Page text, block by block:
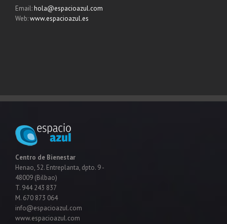
Email:hola@espacioazul.com
Web:www.espacioazul.es
Centro de Bienestar
Henao, 52. Entreplanta, dpto. 9 -
48009 (Bilbao)
T. 944 243 837
M. 670 873 064
info@espacioazul.com
www.espacioazul.com